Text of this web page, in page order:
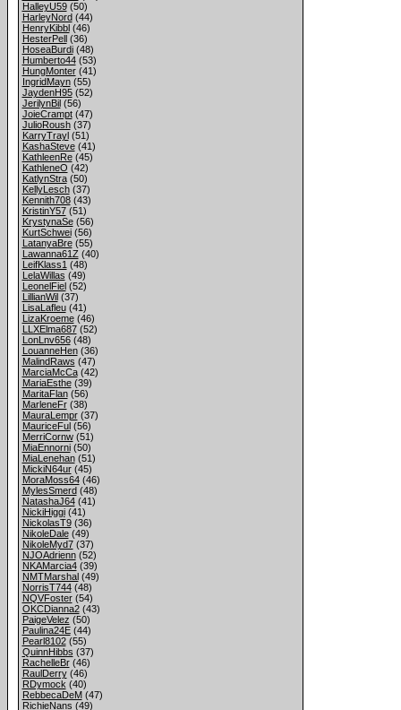
HalleyU59(50)
HarleyNord(44)
HenryKibbl(46)
HesterPell(36)
HoseaBurdi(48)
Humberto44(53)
HungMonter(41)
IngridMayn(55)
JaydenH95(52)
JerilynBil(56)
JoieCrampt(47)
JulioRoush(37)
KarryTrayl(51)
KashaSteve(41)
KathleenRe(45)
KathleneO (42)
KatlynStra(50)
KellyLesch(37)
Kennith708(43)
KristinY57(51)
KrystynaSe(56)
KurtSchwei(56)
LatanyaBre(55)
Lawanna61Z (40)
LeifKlass1 (48)
LelaWillas (49)
LeonelFiel(52)
LillianWil(37)
LisaLafleu(41)
LizaKroeme(46)
LLXElma687(52)
LonLnv656(48)
LouanneHen(36)
MalindRaws (47)
MarciaMcCa(42)
MariaEsthe(39)
MaritaFlan(56)
MarleneFr(38)
MauraLempr(37)
MauriceFul(56)
MerriCornw(51)
MiaEnnorni(50)
MiaLenehan(51)
MickiN64ur(45)
MoraMoss64(46)
MylesSmerd(48)
NatashaJ64(41)
NickiHiggi(41)
NickolasT9(36)
NikoleDale(49)
NikoleMyd7(37)
NJOAdrienn(52)
NKAMarcia4(39)
NMTMarshal(49)
NorrisT744(48)
NQVFoster(54)
OKCDianna2(43)
PaigeVelez (50)
Paulina24E(44)
Pearl8102(55)
QuinnHibbs (37)
RachelleBr(46)
RaulDerry(46)
RDymock (40)
RebbecaDeM(47)
RichieNans (49)